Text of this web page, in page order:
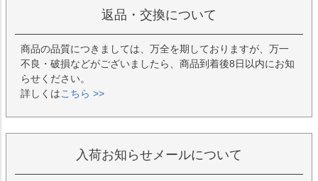
返品・交換について
商品の品質につきましては、万全を期しておりますが、万一
不良・破損などがございましたら、商品到着後8日以内にお知
らせください。
詳しくはこちら >>
入荷お知らせメールについて